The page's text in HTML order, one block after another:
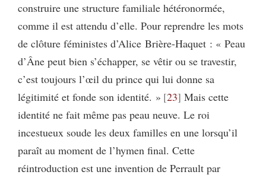
construire une structure familiale hétéronormée,
comme il est attendu d’elle. Pour reprendre les mots
de clôture féministes d’Alice Brière-Haquet : « Peau
d’Âne peut bien s’échapper, se vêtir ou se travestir,
c’est toujours l’œil du prince qui lui donne sa
légitimité et fonde son identité. » 23 Mais cette
identité ne fait même pas peau neuve. Le roi
incestueux soude les deux familles en une lorsqu’il
paraît au moment de l’hymen final. Cette
réintroduction est une invention de Perrault par